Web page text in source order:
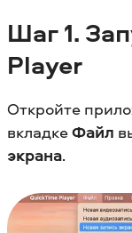
Шаг1.
Player
Откройте
вкладкеФайл
экрана.